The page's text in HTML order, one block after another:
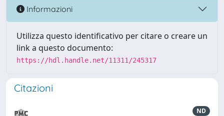
Informazioni
Utilizza questo identificativo per citare o creare un
link a questo documento:
https://hdl.handle.net/11311/245317
Citazioni
ND